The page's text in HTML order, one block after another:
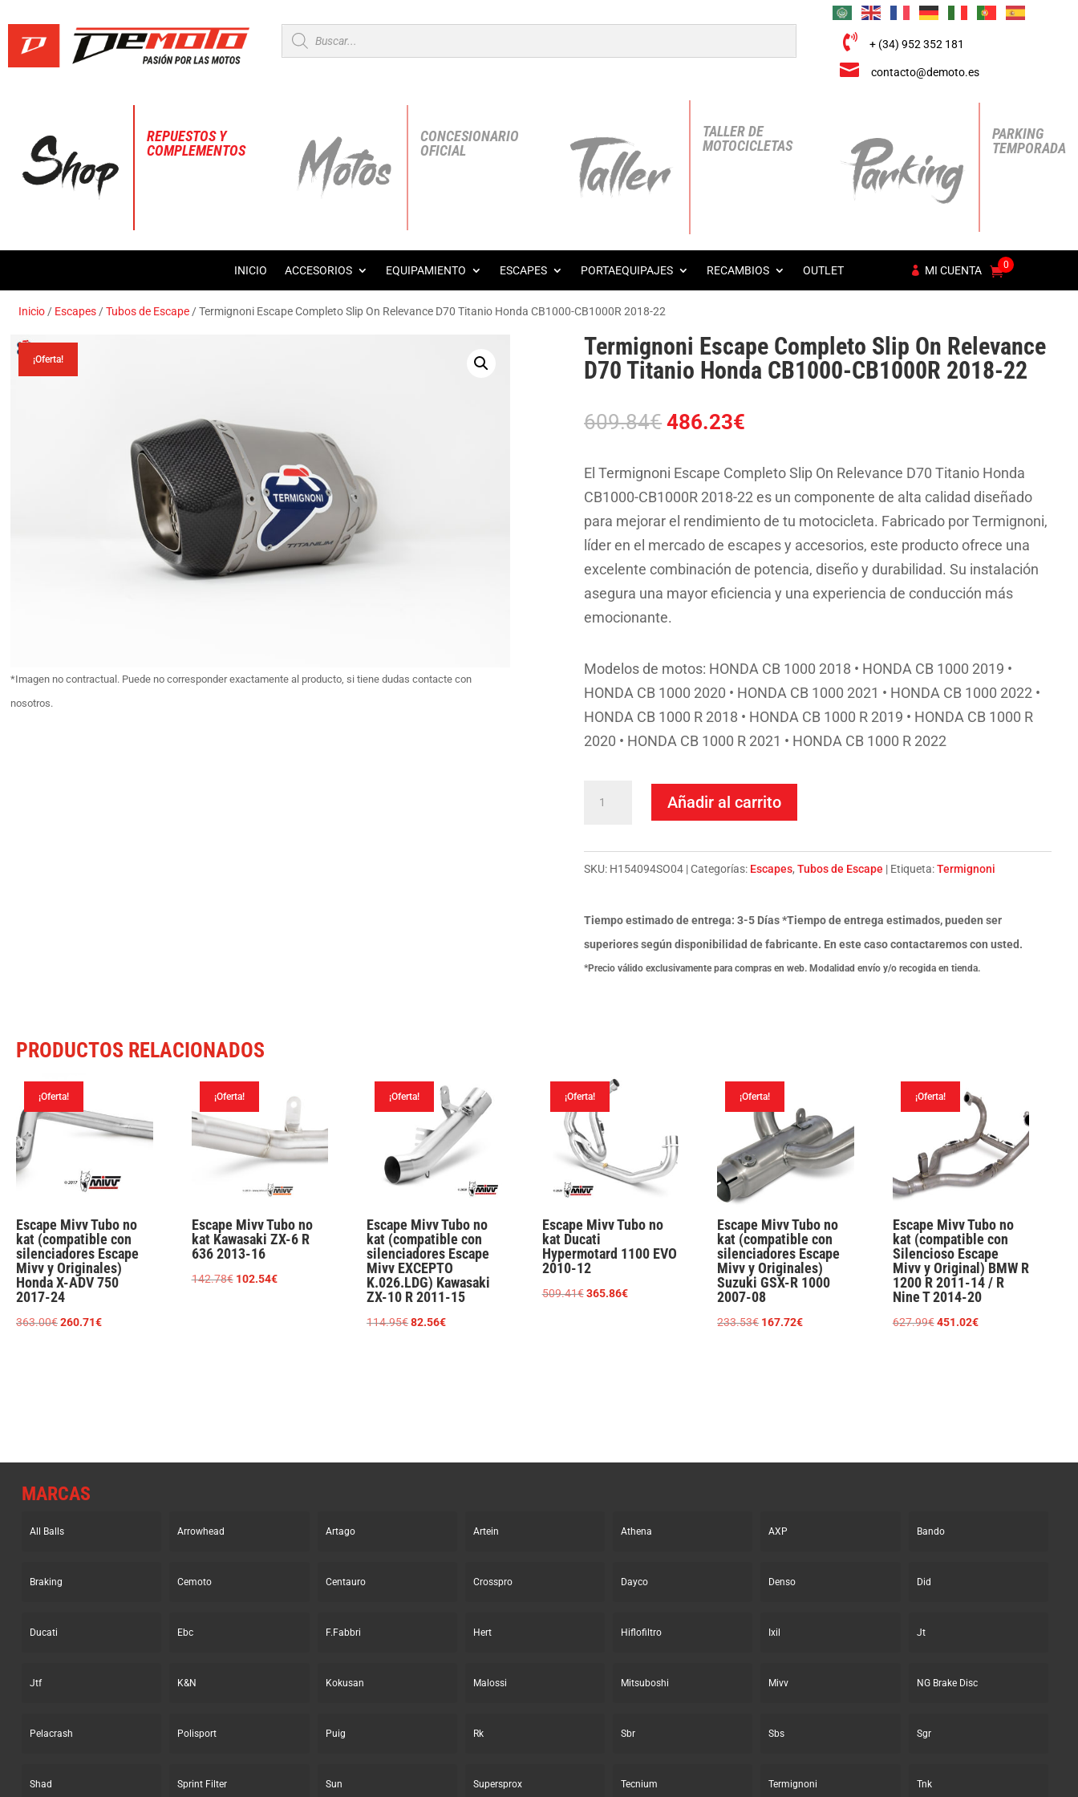
Búsqueda
de
productos
 + (34) 952 352 181
 contacto@demoto.es
REPUESTOS Y
COMPLEMENTOS
CONCESIONARIO
OFICIAL
TALLER DE
MOTOCICLETAS
PARKING
TEMPORADA
INICIO ACCESORIOS EQUIPAMIENTO ESCAPES PORTAEQUIPAJES RECAMBIOS OUTLET MI CUENTA 0
Inicio / Escapes /Tubos de Escape / Termignoni Escape Completo Slip On Relevance D70 Titanio Honda CB1000-CB1000R 2018-22
¡Oferta!
*Imagen no contractual. Puede no corresponder exactamente al producto, si tiene dudas contacte con
nosotros.
Termignoni Escape Completo Slip On Relevance
D70 Titanio Honda CB1000-CB1000R 2018-22
609.84€ El
original
era:
609.84€.
486.23€
actual
es:
486.23€.
El Termignoni Escape Completo Slip On Relevance D70 Titanio Honda
CB1000-CB1000R 2018-22 es un componente de alta calidad diseñado
para mejorar el rendimiento de tu motocicleta. Fabricado por Termignoni,
líder en el mercado de escapes y accesorios, este producto ofrece una
excelente combinación de potencia, diseño y durabilidad. Su instalación
asegura una mayor eficiencia y una experiencia de conducción más
emocionante.
Modelos de motos: HONDA CB 1000 2018 • HONDA CB 1000 2019 •
HONDA CB 1000 2020 • HONDA CB 1000 2021 • HONDA CB 1000 2022 •
HONDA CB 1000 R 2018 • HONDA CB 1000 R 2019 • HONDA CB 1000 R
2020 • HONDA CB 1000 R 2021 • HONDA CB 1000 R 2022
Slip
Relevance
Titanio
22
cantidad
Añadir al carrito
SKU: H154094SO04 Categorías: Escapes,Tubos de Escape Etiqueta:Termignoni
Tiempo estimado de entrega: 3-5 Días *Tiempo de entrega estimados, pueden ser
superiores según disponibilidad de fabricante. En este caso contactaremos con usted.
*Precio válido exclusivamente para compras en web. Modalidad envío y/o recogida en tienda.
PRODUCTOS RELACIONADOS
¡Oferta!
Escape Mivv Tubo no
kat (compatible con
silenciadores Escape
Mivv y Originales)
Honda X-ADV 750
2017-24
363.00€El
260.71€El
¡Oferta!
Escape Mivv Tubo no
kat Kawasaki ZX-6 R
636 2013-16
142.78€ El
102.54€El
¡Oferta!
Escape Mivv Tubo no
kat (compatible con
silenciadores Escape
Mivv EXCEPTO
K.026.LDG) Kawasaki
ZX-10 R 2011-15
114.95€El
82.56€El
¡Oferta!
Escape Mivv Tubo no
kat Ducati
Hypermotard 1100 EVO
2010-12
509.41€ El
365.86€El
¡Oferta!
Escape Mivv Tubo no
kat (compatible con
silenciadores Escape
Mivv y Originales)
Suzuki GSX-R 1000
2007-08
233.53€ El
167.72€El
¡Oferta!
Escape Mivv Tubo no
kat (compatible con
Silencioso Escape
Mivv y Original) BMW R
1200 R 2011-14 / R
Nine T 2014-20
627.99€ El
451.02€El
MARCAS
All Balls Arrowhead Artago Artein Athena AXP Bando
Braking Cemoto Centauro Crosspro Dayco Denso Did
Ducati Ebc F.Fabbri Hert Hiflofiltro Ixil Jt
Jtf K&N Kokusan Malossi Mitsuboshi Mivv NG Brake Disc
Pelacrash Polisport Puig Rk Sbr Sbs Sgr
Shad Sprint Filter Sun Supersprox Tecnium Termignoni Tnk